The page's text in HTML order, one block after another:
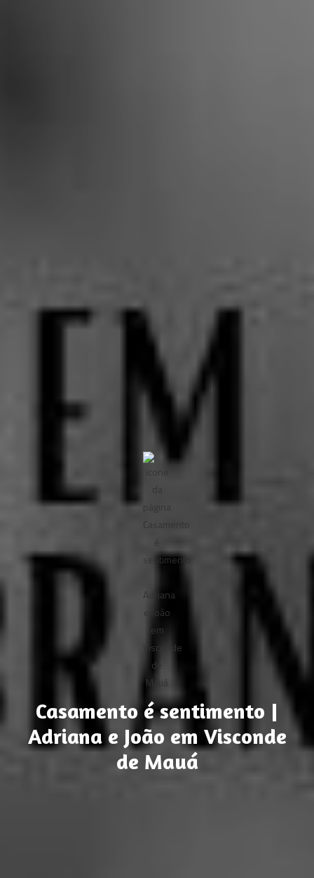
Casamento é sentimento |
Adriana e João em Visconde
de Mauá